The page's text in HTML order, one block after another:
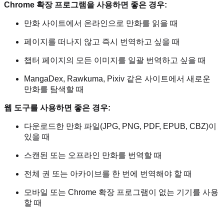
Chrome 확장 프로그램을 사용하면 좋은 경우:
만화 사이트에서 온라인으로 만화를 읽을 때
페이지를 떠나지 않고 즉시 번역하고 싶을 때
챕터 페이지의 모든 이미지를 일괄 번역하고 싶을 때
MangaDex, Rawkuma, Pixiv 같은 사이트에서 새로운
만화를 탐색할 때
웹 도구를 사용하면 좋은 경우:
다운로드한 만화 파일(JPG, PNG, PDF, EPUB, CBZ)이
있을 때
스캔된 또는 오프라인 만화를 번역할 때
전체 권 또는 아카이브를 한 번에 번역해야 할 때
모바일 또는 Chrome 확장 프로그램이 없는 기기를 사용
할 때